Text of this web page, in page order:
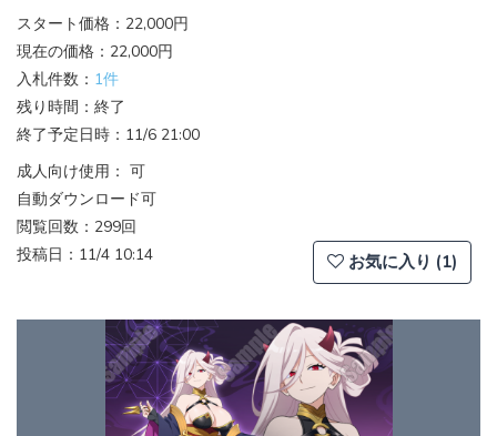
スタート価格：22,000円
現在の価格：22,000円
入札件数： 1件
残り時間：終了
終了予定日時：11/6 21:00
成人向け使用： 可
自動ダウンロード可
閲覧回数：299回
投稿日：11/4 10:14
お気に入り (1)